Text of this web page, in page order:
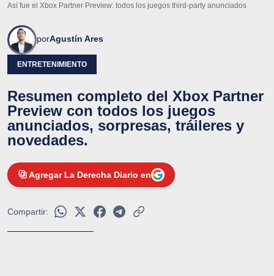
Así fue el Xbox Partner Preview: todos los juegos third-party anunciados
porAgustín Ares
ENTRETENIMIENTO
Resumen completo del Xbox Partner
Preview con todos los juegos
anunciados, sorpresas, tráileres y
novedades.
Agregar La Derecha Diario en
Compartir: